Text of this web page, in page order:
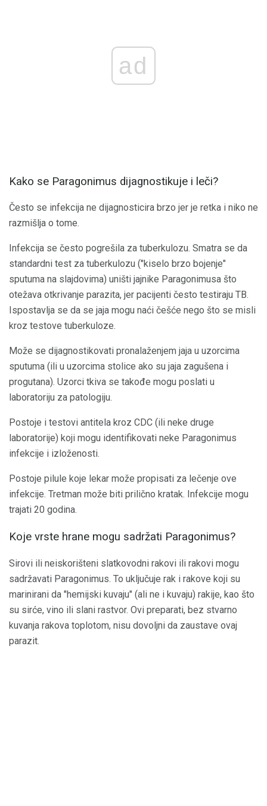
ad
Kako se Paragonimus dijagnostikuje i leči?
Često se infekcija ne dijagnosticira brzo jer je retka i niko ne
razmišlja o tome.
Infekcija se često pogrešila za tuberkulozu. Smatra se da
standardni test za tuberkulozu ("kiselo brzo bojenje"
sputuma na slajdovima) uništi jajnike Paragonimusa što
otežava otkrivanje parazita, jer pacijenti često testiraju TB.
Ispostavlja se da se jaja mogu naći češće nego što se misli
kroz testove tuberkuloze.
Može se dijagnostikovati pronalaženjem jaja u uzorcima
sputuma (ili u uzorcima stolice ako su jaja zagušena i
progutana). Uzorci tkiva se takođe mogu poslati u
laboratoriju za patologiju.
Postoje i testovi antitela kroz CDC (ili neke druge
laboratorije) koji mogu identifikovati neke Paragonimus
infekcije i izloženosti.
Postoje pilule koje lekar može propisati za lečenje ove
infekcije. Tretman može biti prilično kratak. Infekcije mogu
trajati 20 godina.
Koje vrste hrane mogu sadržati Paragonimus?
Sirovi ili neiskorišteni slatkovodni rakovi ili rakovi mogu
sadržavati Paragonimus. To uključuje rak i rakove koji su
marinirani da "hemijski kuvaju" (ali ne i kuvaju) rakije, kao što
su sirće, vino ili slani rastvor. Ovi preparati, bez stvarno
kuvanja rakova toplotom, nisu dovoljni da zaustave ovaj
parazit.